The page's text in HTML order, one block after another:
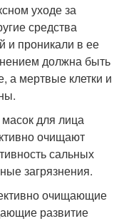
уходе за
средства
и проникали в ее
должна быть
а мертвые клетки и
для лица
очищают
сальных
загрязнения.
очищающие
развитие